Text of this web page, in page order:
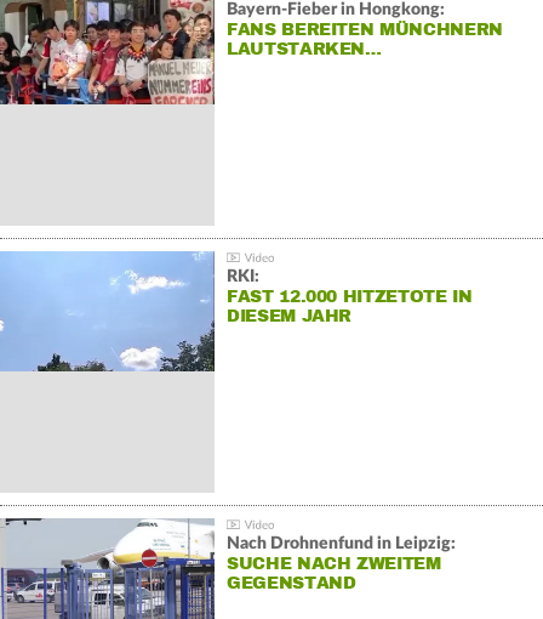
Bayern-Fieber in Hongkong:
FANS BEREITEN MÜNCHNERN
LAUTSTARKEN…
RKI:
FAST 12.000 HITZETOTE IN
DIESEM JAHR
Nach Drohnenfund in Leipzig:
SUCHE NACH ZWEITEM
GEGENSTAND